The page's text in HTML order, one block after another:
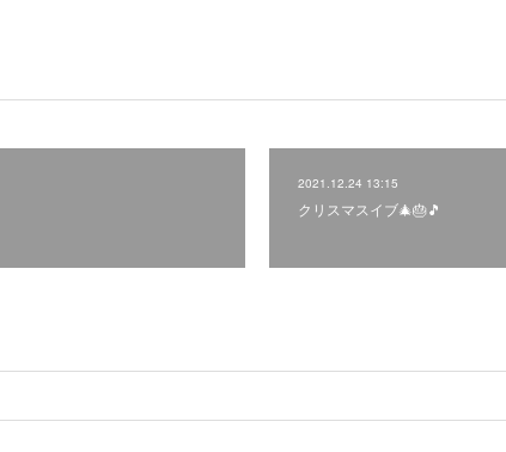
2021.12.24 13:15
クリスマスイブ🎄🎂🎵